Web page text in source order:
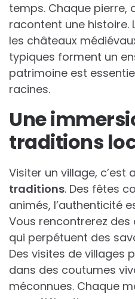
temps. Chaque pierre,
racontent une histoire.
les châteaux
typiques forment un
patrimoine est
racines.
Une
traditions
Visiter un village, c’est
traditions. Des fêtes
animés, l’authenticité
Vous rencontrerez
qui perpétuent des
Des visites de villages
dans des coutumes
méconnues. Chaque